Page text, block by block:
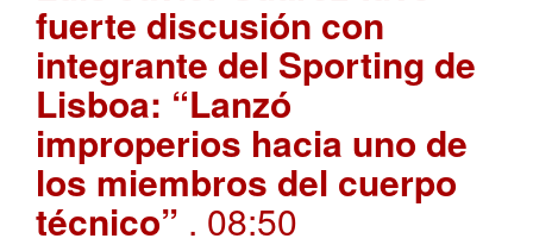
fuerte discusión con
integrante del Sporting de
Lisboa: “Lanzó
improperios hacia uno de
los miembros del cuerpo
técnico” . 08:50